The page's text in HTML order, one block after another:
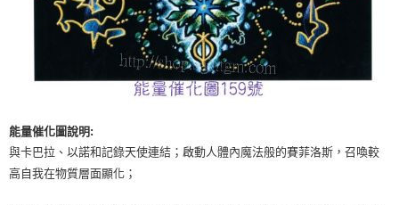
能量催化圖說明:
與卡巴拉、以諾和記錄天使連結；啟動人體內魔法般的賽菲洛斯，召喚較
高自我在物質層面顯化；